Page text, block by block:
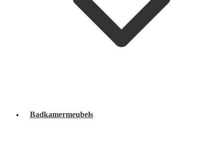
Badkamermeubels